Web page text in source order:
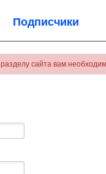
Подписчики
сайта вам